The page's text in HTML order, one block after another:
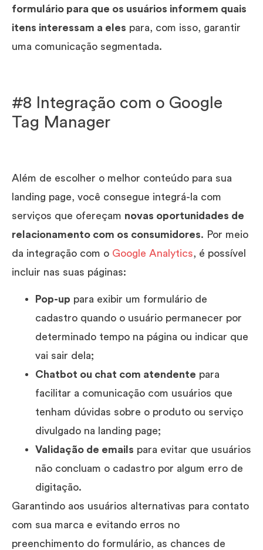
formulário para que os usuários informem quais
itens interessam a eles para, com isso, garantir
uma comunicação segmentada.
#8 Integração com o Google
Tag Manager
Além de escolher o melhor conteúdo para sua
landing page, você consegue integrá-la com
serviços que ofereçam novas oportunidades de
relacionamento com os consumidores. Por meio
da integração com o Google Analytics, é possível
incluir nas suas páginas:
Pop-up para exibir um formulário de
cadastro quando o usuário permanecer por
determinado tempo na página ou indicar que
vai sair dela;
Chatbot ou chat com atendente para
facilitar a comunicação com usuários que
tenham dúvidas sobre o produto ou serviço
divulgado na landing page;
Validação de emails para evitar que usuários
não concluam o cadastro por algum erro de
digitação.
Garantindo aos usuários alternativas para contato
com sua marca e evitando erros no
preenchimento do formulário, as chances de